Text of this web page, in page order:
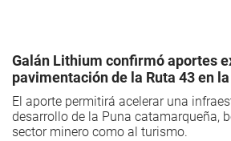
Galán Lithium confirmó aportes
pavimentación de la Ruta 43 en
El aporte permitirá acelerar una
desarrollo de la Puna catamarqueña,
sector minero como al turismo.